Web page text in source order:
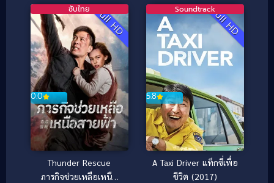
(2019)Full HD
0.0
ซับไทย
Thunder Rescue
ภารกิจช่วยเหลือเหนือ
Full HD
5.8
Soundtrack
A Taxi Driver แท็กซี่เพื่อ
ชีวิต (2017)